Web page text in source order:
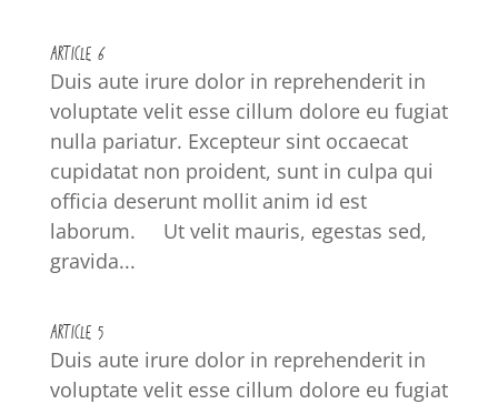
ARTICLE 6
Duis aute irure dolor in reprehenderit in
voluptate velit esse cillum dolore eu fugiat
nulla pariatur. Excepteur sint occaecat
cupidatat non proident, sunt in culpa qui
officia deserunt mollit anim id est
laborum. Ut velit mauris, egestas sed,
gravida...
ARTICLE 5
Duis aute irure dolor in reprehenderit in
voluptate velit esse cillum dolore eu fugiat